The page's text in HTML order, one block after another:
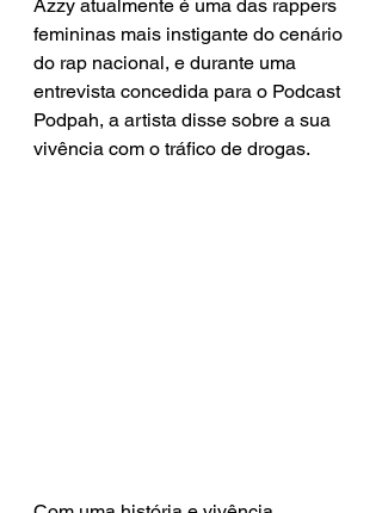
Azzy atualmente é uma das rappers
femininas mais instigante do cenário
do rap nacional, e durante uma
entrevista concedida para o Podcast
Podpah, a artista disse sobre a sua
vivência com o tráfico de drogas.